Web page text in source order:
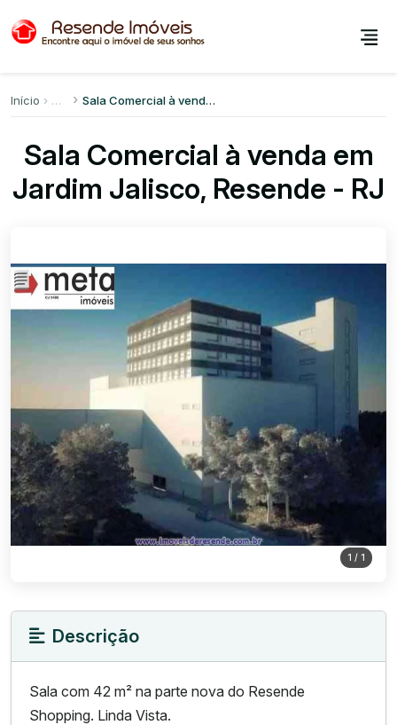
Início Sala Comercial à venda em Jardim Jalisco
Sala Comercial à venda em
Jardim Jalisco, Resende - RJ
1 / 1
Descrição
Sala com 42 m² na parte nova do Resende
Shopping. Linda Vista.